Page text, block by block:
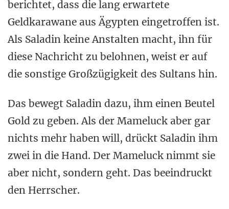
berichtet, dass die lang erwartete
Geldkarawane aus Ägypten eingetroffen ist.
Als Saladin keine Anstalten macht, ihn für
diese Nachricht zu belohnen, weist er auf
die sonstige Großzügigkeit des Sultans hin.
Das bewegt Saladin dazu, ihm einen Beutel
Gold zu geben. Als der Mameluck aber gar
nichts mehr haben will, drückt Saladin ihm
zwei in die Hand. Der Mameluck nimmt sie
aber nicht, sondern geht. Das beeindruckt
den Herrscher.